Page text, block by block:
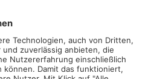
801 44 84